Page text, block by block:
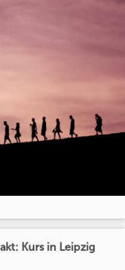
Kurs in Leipzig